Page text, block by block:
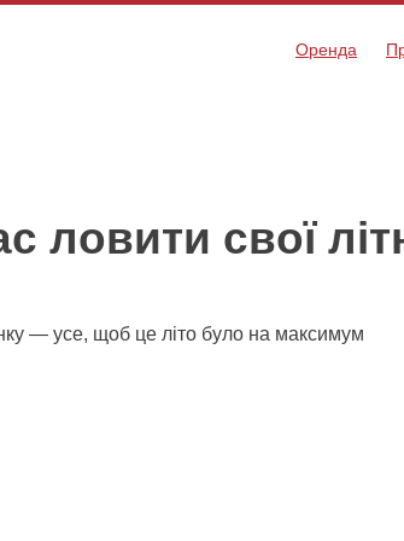
Оренда
ловити свої
— усе, щоб це літо було на максимум